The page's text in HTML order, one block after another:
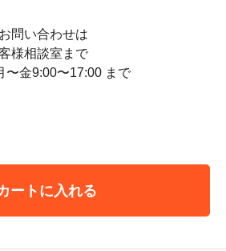
問い合わせは
様相談室まで
〜金9:00〜17:00 まで
ートに入れる